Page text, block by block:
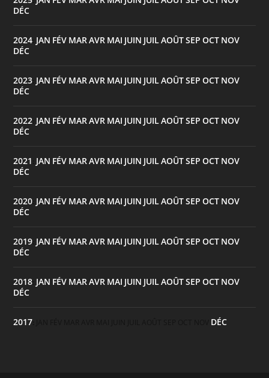
DÉC
2024 JAN FÉV MARAVR MAI JUIN JUILAOÛTSEP OCT NOV
DÉC
2023 JAN FÉV MARAVR MAI JUIN JUILAOÛTSEP OCT NOV
DÉC
2022 JAN FÉV MARAVR MAI JUIN JUILAOÛTSEP OCT NOV
DÉC
2021 JAN FÉV MARAVR MAI JUIN JUILAOÛTSEP OCT NOV
DÉC
2020 JAN FÉV MARAVR MAI JUIN JUILAOÛTSEP OCT NOV
DÉC
2019 JAN FÉV MARAVR MAI JUIN JUILAOÛTSEP OCT NOV
DÉC
2018 JAN FÉV MARAVR MAI JUIN JUILAOÛTSEP OCT NOV
DÉC
2017 DÉC